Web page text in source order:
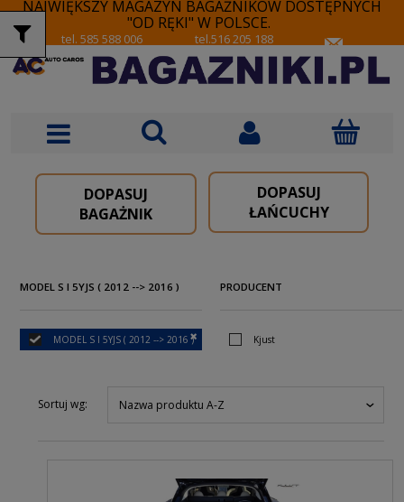
NAJWIĘKSZY MAGAZYN BAGAŻNIKÓW DOSTĘPNYCH
"OD RĘKI" W POLSCE.
tel. 585 588 006 tel.516 205 188
DOPASUJ
BAGAŻNIK
DOPASUJ
ŁAŃCUCHY
MODEL S I 5YJS ( 2012 --> 2016 )
MODEL S I 5YJS ( 2012 --> 2016 )
PRODUCENT
Kjust
Sortuj wg: Nazwa produktu A-Z